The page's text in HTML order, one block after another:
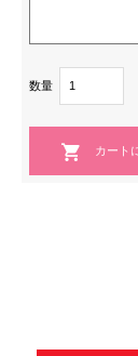
数量